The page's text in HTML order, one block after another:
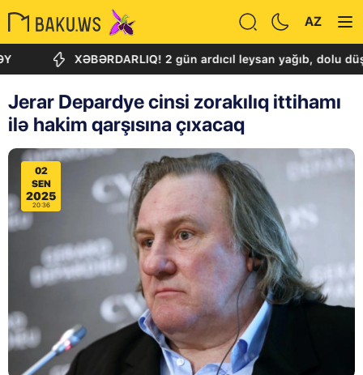
AZ
XƏBƏRDARLIQ! 2 gün ardıcıl leysan yağıb, dolu düşəcək
Jerar Depardye cinsi zorakılıq ittihamı
ilə hakim qarşısına çıxacaq
02
SEN
2025
20:36